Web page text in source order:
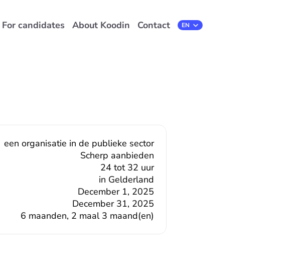
For candidates About Koodin Contact Select Language
EN
December 1, 2025
December 31, 2025
6 maanden, 2 maal 3 maand(en)
een organisatie in de publieke sector
Scherp aanbieden
24 tot 32 uur
in Gelderland